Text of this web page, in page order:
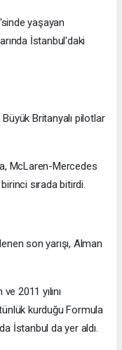
yaşayan
İstanbul'daki
Britanyalı pilotlar
McLaren-Mercedes
sırada bitirdi.
son yarışı, Alman
2011 yılını
kurduğu Formula
İstanbul da yer aldı.